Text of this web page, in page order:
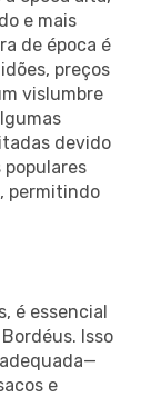
e mais
de época é
preços
vislumbre
devido
permitindo
é essencial
Isso
e